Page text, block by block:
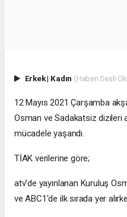
Erkek| Kadın (Haberi Sesli
12 Mayıs 2021 Çarşamba
Osman ve Sadakatsiz dizileri
mücadele yaşandı.
TİAK verilerine göre;
atv'de yayınlanan Kuruluş
ve ABC1'de ilk sırada yer